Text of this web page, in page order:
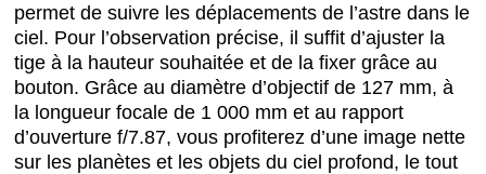
permet de suivre les déplacements de l’astre dans le
ciel. Pour l’observation précise, il suffit d’ajuster la
tige à la hauteur souhaitée et de la fixer grâce au
bouton. Grâce au diamètre d’objectif de 127 mm, à
la longueur focale de 1 000 mm et au rapport
d’ouverture f/7.87, vous profiterez d’une image nette
sur les planètes et les objets du ciel profond, le tout